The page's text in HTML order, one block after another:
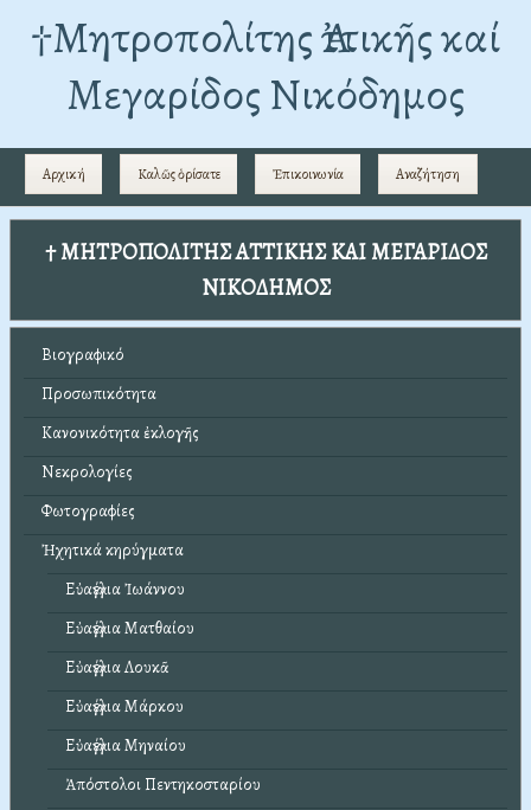
†Mητροπολίτης Ἀττικῆς καί
Μεγαρίδος Νικόδημος
Αρχική Καλῶς ὁρίσατε Ἐπικοινωνία Αναζήτηση
† ΜΗΤΡΟΠΟΛΙΤΗΣ ΑΤΤΙΚΗΣ ΚΑΙ ΜΕΓΑΡΙΔΟΣ
ΝΙΚΟΔΗΜΟΣ
Βιογραφικό
Προσωπικότητα
Κανονικότητα ἐκλογῆς
Νεκρολογίες
Φωτογραφίες
Ἠχητικά κηρύγματα
Εὐαγγέλια Ἰωάννου
Εὐαγγέλια Ματθαίου
Εὐαγγέλια Λουκᾶ
Εὐαγγέλια Μάρκου
Εὐαγγέλια Μηναίου
Ἀπόστολοι Πεντηκοσταρίου